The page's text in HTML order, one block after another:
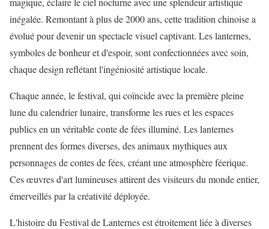
inégalée. Remontant à plus de 2000 ans, cette tradition chinoise a
évolué pour devenir un spectacle visuel captivant. Les lanternes,
symboles de bonheur et d'espoir, sont confectionnées avec soin,
chaque design reflétant l'ingéniosité artistique locale.
Chaque année, le festival, qui coïncide avec la première pleine
lune du calendrier lunaire, transforme les rues et les espaces
publics en un véritable conte de fées illuminé. Les lanternes
prennent des formes diverses, des animaux mythiques aux
personnages de contes de fées, créant une atmosphère féerique.
Ces œuvres d'art lumineuses attirent des visiteurs du monde entier,
émerveillés par la créativité déployée.
L'histoire du Festival de Lanternes est étroitement liée à diverses